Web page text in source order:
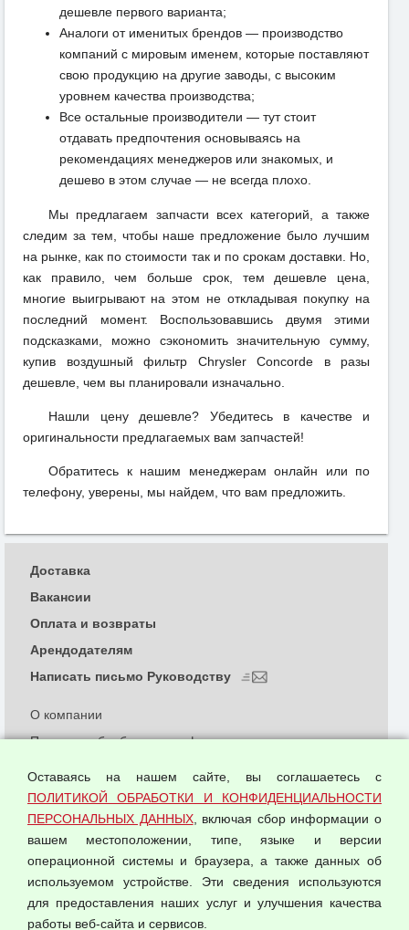
дешевле первого варианта;
Аналоги от именитых брендов — производство
компаний с мировым именем, которые поставляют
свою продукцию на другие заводы, с высоким
уровнем качества производства;
Все остальные производители — тут стоит
отдавать предпочтения основываясь на
рекомендациях менеджеров или знакомых, и
дешево в этом случае — не всегда плохо.
Мы предлагаем запчасти всех категорий, а также
следим за тем, чтобы наше предложение было лучшим
на рынке, как по стоимости так и по срокам доставки. Но,
как правило, чем больше срок, тем дешевле цена,
многие выигрывают на этом не откладывая покупку на
последний момент. Воспользовавшись двумя этими
подсказками, можно сэкономить значительную сумму,
купив воздушный фильтр Chrysler Concorde в разы
дешевле, чем вы планировали изначально.
Нашли цену дешевле? Убедитесь в качестве и
оригинальности предлагаемых вам запчастей!
Обратитесь к нашим менеджерам онлайн или по
телефону, уверены, мы найдем, что вам предложить.
© 2026 ООО "Феникс"
О компании
Политика обработки и конфиденциальности
Согласием на обработку персональных данных
Оферта оптовой купли-продажи
Публичная оферта
Доставка
Вакансии
Оплата и возвраты
Арендодателям
Написать письмо Руководству
Оставаясь на нашем сайте, вы соглашаетесь с
ПОЛИТИКОЙ ОБРАБОТКИ И КОНФИДЕНЦИАЛЬНОСТИ
ПЕРСОНАЛЬНЫХ ДАННЫХ, включая сбор информации о
вашем местоположении, типе, языке и версии
операционной системы и браузера, а также данных об
используемом устройстве. Эти сведения используются
для предоставления наших услуг и улучшения качества
работы веб-сайта и сервисов.